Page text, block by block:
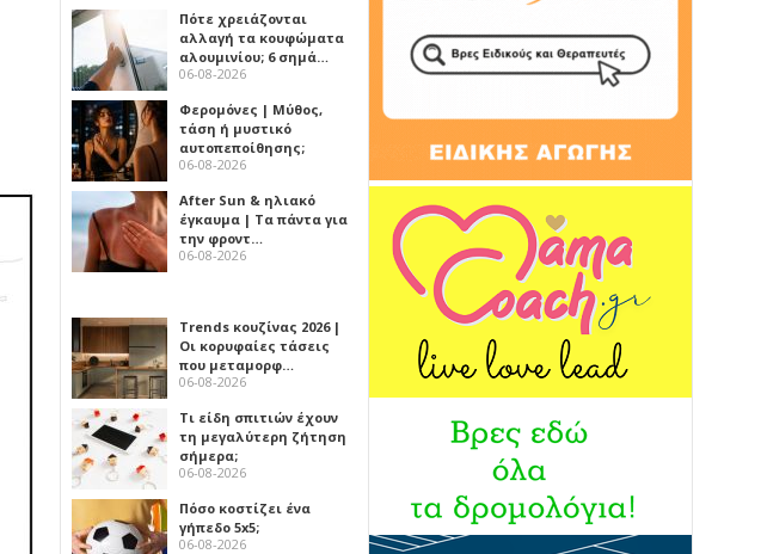
Πότε χρειάζονται
αλλαγή τα κουφώματα
αλουμινίου; 6 σημά…
06-08-2026
Φερομόνες | Μύθος,
τάση ή μυστικό
αυτοπεποίθησης;
06-08-2026
After Sun & ηλιακό
έγκαυμα | Τα πάντα για
την φροντ…
06-08-2026
Trends κουζίνας 2026 |
Οι κορυφαίες τάσεις
που μεταμορφ…
06-08-2026
Τι είδη σπιτιών έχουν
τη μεγαλύτερη ζήτηση
σήμερα;
06-08-2026
Πόσο κοστίζει ένα
γήπεδο 5x5;
06-08-2026